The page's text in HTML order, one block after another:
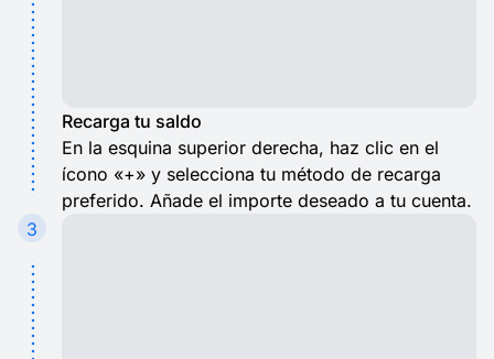
Recarga tu saldo
En la esquina superior derecha, haz clic en el
ícono «+» y selecciona tu método de recarga
preferido. Añade el importe deseado a tu cuenta.
3